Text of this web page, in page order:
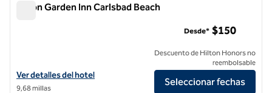
Hilton Garden Inn Carlsbad Beach
Ver detalles del hotel Hilton Garden Inn Carlsbad Beach
Ver detalles del hotel
9,68 millas
Desde* $150
Descuento de Hilton Honors no
reembolsable
Seleccionar fechas